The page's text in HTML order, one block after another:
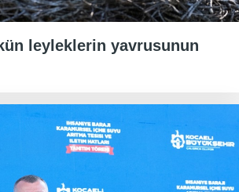
leyleklerin yavrusunun